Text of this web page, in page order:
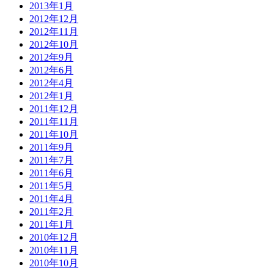
2013年1月
2012年12月
2012年11月
2012年10月
2012年9月
2012年6月
2012年4月
2012年1月
2011年12月
2011年11月
2011年10月
2011年9月
2011年7月
2011年6月
2011年5月
2011年4月
2011年2月
2011年1月
2010年12月
2010年11月
2010年10月